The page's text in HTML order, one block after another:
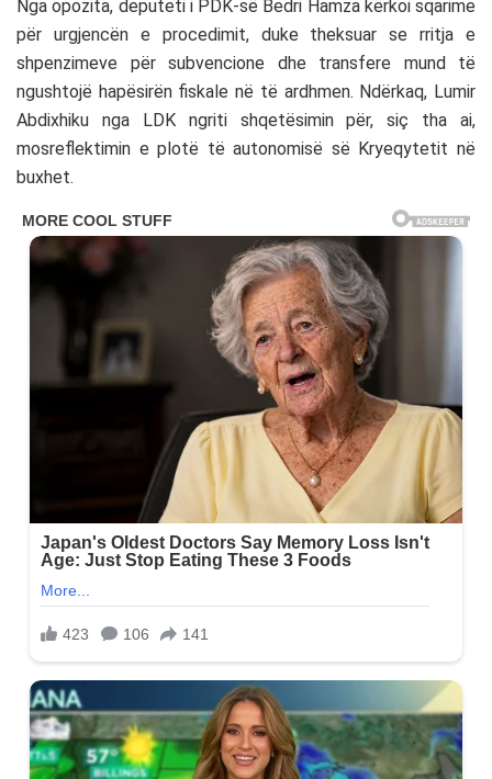
Nga opozita, deputeti i PDK-së Bedri Hamza kërkoi sqarime
për urgjencën e procedimit, duke theksuar se rritja e
shpenzimeve për subvencione dhe transfere mund të
ngushtojë hapësirën fiskale në të ardhmen. Ndërkaq, Lumir
Abdixhiku nga LDK ngriti shqetësimin për, siç tha ai,
mosreflektimin e plotë të autonomisë së Kryeqytetit në
buxhet.